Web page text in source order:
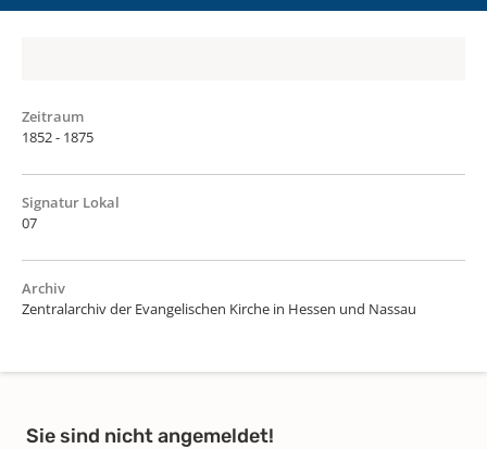
Zeitraum
1852 - 1875
Signatur Lokal
07
Archiv
Zentralarchiv der Evangelischen Kirche in Hessen und Nassau
Sie sind nicht angemeldet!